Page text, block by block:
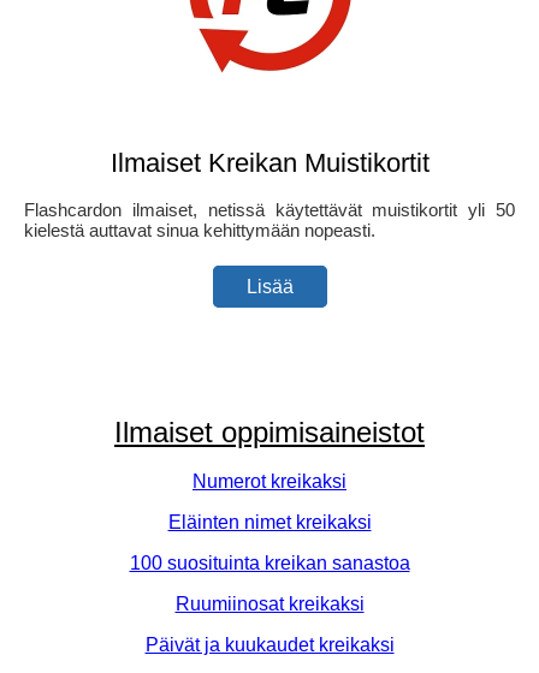
Ilmaiset Kreikan Muistikortit
Flashcardon ilmaiset, netissä käytettävät muistikortit yli 50
kielestä auttavat sinua kehittymään nopeasti.
Lisää
Ilmaiset oppimisaineistot
Numerot kreikaksi
Eläinten nimet kreikaksi
100 suosituinta kreikan sanastoa
Ruumiinosat kreikaksi
Päivät ja kuukaudet kreikaksi